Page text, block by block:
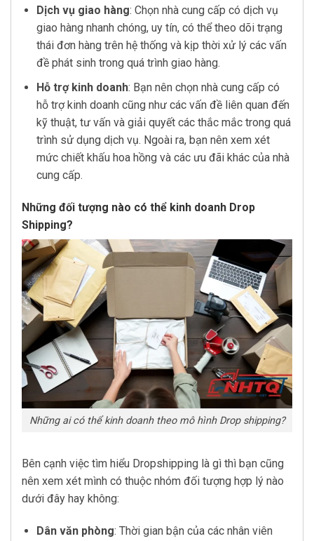
Dịch vụ giao hàng: Chọn nhà cung cấp có dịch vụ
giao hàng nhanh chóng, uy tín, có thể theo dõi trạng
thái đơn hàng trên hệ thống và kịp thời xử lý các vấn
đề phát sinh trong quá trình giao hàng.
Hỗ trợ kinh doanh: Bạn nên chọn nhà cung cấp có
hỗ trợ kinh doanh cũng như các vấn đề liên quan đến
kỹ thuật, tư vấn và giải quyết các thắc mắc trong quá
trình sử dụng dịch vụ. Ngoài ra, bạn nên xem xét
mức chiết khấu hoa hồng và các ưu đãi khác của nhà
cung cấp.
Những đối tượng nào có thể kinh doanh Drop
Shipping?
Những ai có thể kinh doanh theo mô hình Drop shipping?
Bên cạnh việc tìm hiểu Dropshipping là gì thì bạn cũng
nên xem xét mình có thuộc nhóm đối tượng hợp lý nào
dưới đây hay không:
Dân văn phòng: Thời gian bận của các nhân viên